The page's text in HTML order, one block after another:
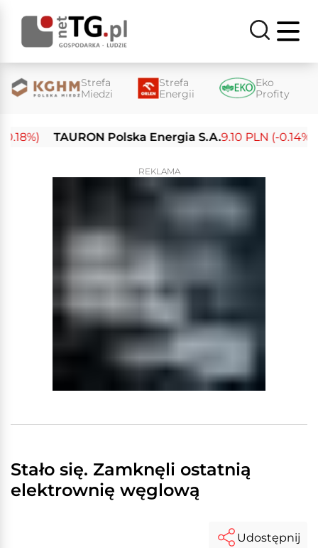
Strefa
Miedzi
Strefa
Energii
Eko
Profity
TAURON Polska Energia S.A.9.10 PLN (-0.14%)
REKLAMA
Stało się. Zamknęli ostatnią
elektrownię węglową
Udostępnij